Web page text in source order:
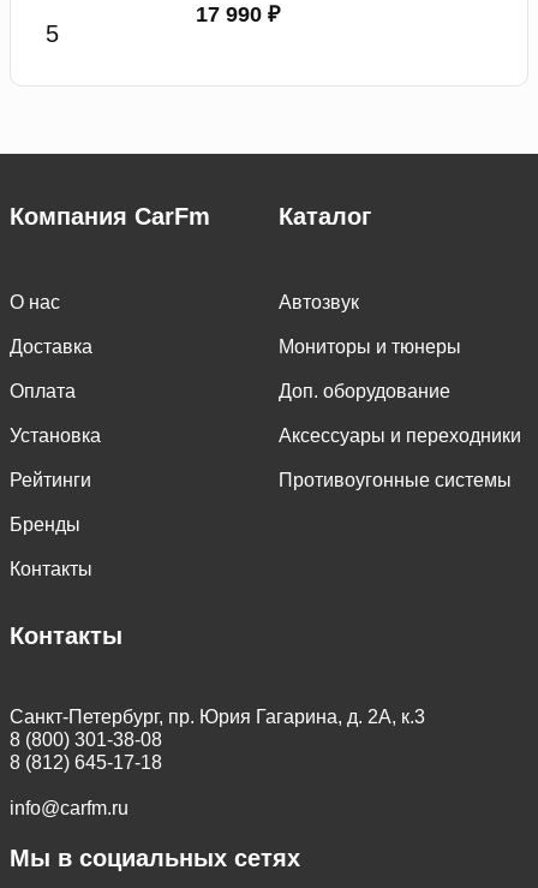
17 990 ₽
Компания CarFm
О нас
Доставка
Оплата
Установка
Рейтинги
Бренды
Контакты
Каталог
Автозвук
Мониторы и тюнеры
Доп. оборудование
Аксессуары и переходники
Противоугонные системы
Контакты
Санкт-Петербург, пр. Юрия Гагарина, д. 2А, к.3
8 (800) 301-38-08
8 (812) 645-17-18
info@carfm.ru
Мы в социальных сетях